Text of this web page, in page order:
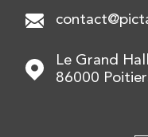
Le Grand
86000